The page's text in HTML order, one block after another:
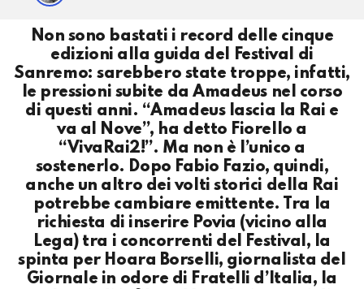
Non sono bastati i record delle cinque
edizioni alla guida del Festival di
Sanremo: sarebbero state troppe, infatti,
le pressioni subite da Amadeus nel corso
di questi anni. “Amadeus lascia la Rai e
va al Nove”, ha detto Fiorello a
“VivaRai2!”. Ma non è l’unico a
sostenerlo. Dopo Fabio Fazio, quindi,
anche un altro dei volti storici della Rai
potrebbe cambiare emittente. Tra la
richiesta di inserire Povia (vicino alla
Lega) tra i concorrenti del Festival, la
spinta per Hoara Borselli, giornalista del
Giornale in odore di Fratelli d’Italia, la